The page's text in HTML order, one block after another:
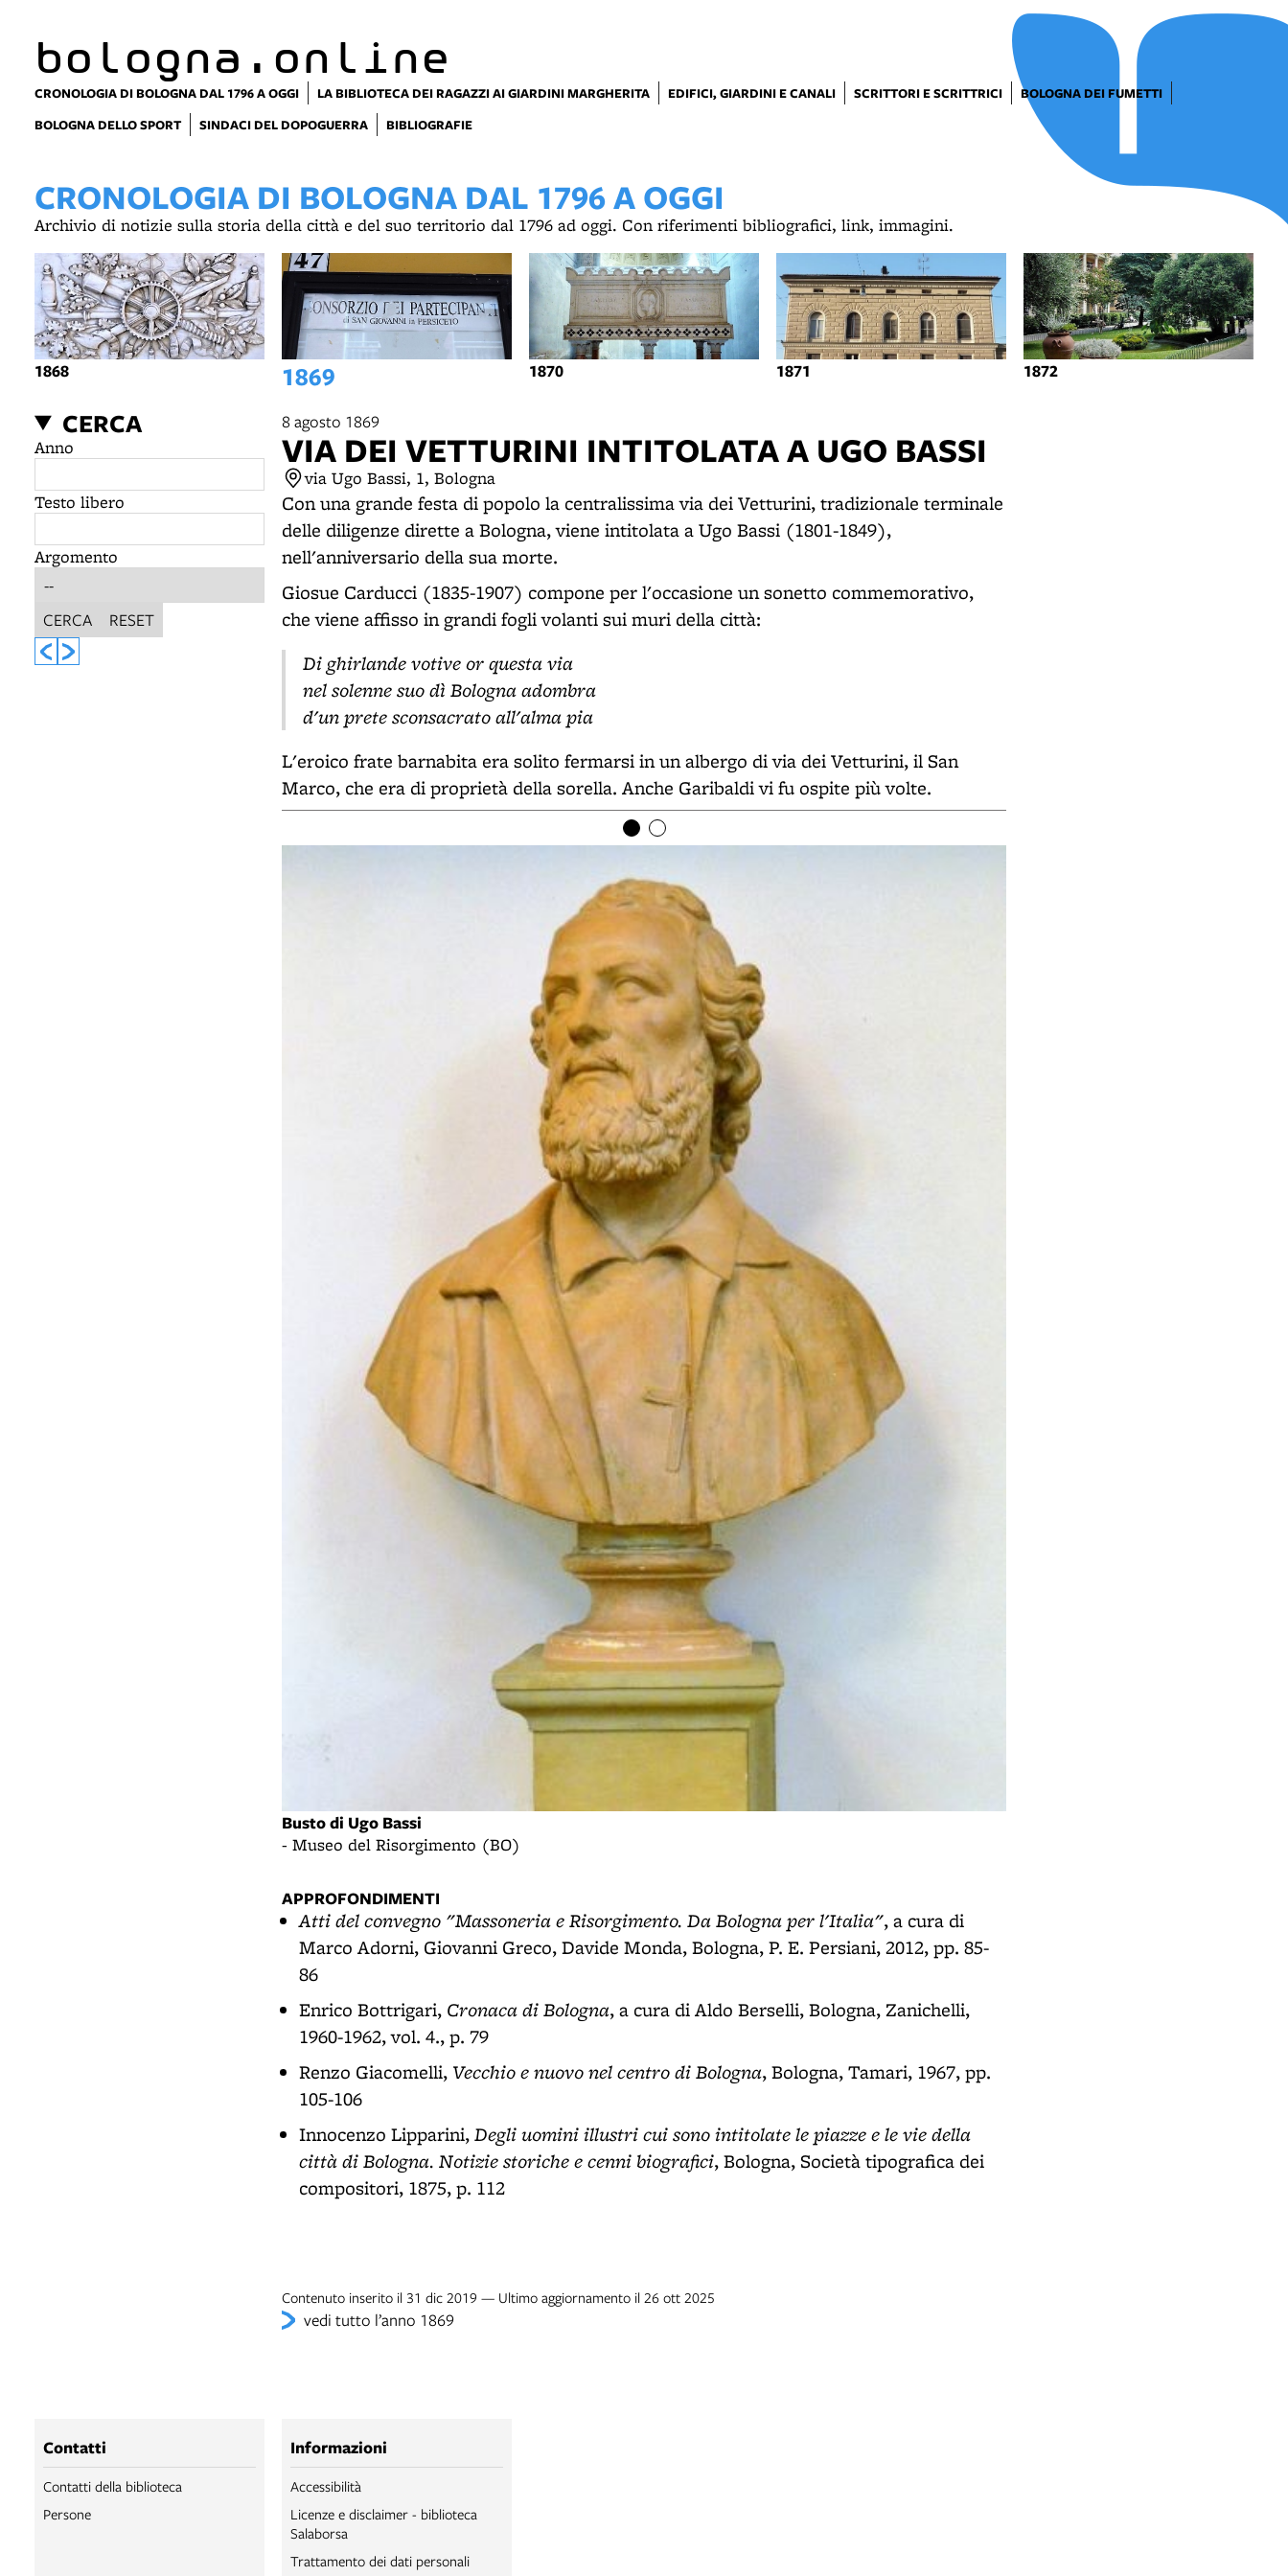
bologna.online
CRONOLOGIA DI BOLOGNA DAL 1796 A OGGI LA BIBLIOTECA DEI RAGAZZI AI GIARDINI MARGHERITA EDIFICI, GIARDINI E CANALI SCRITTORI E SCRITTRICI
BOLOGNA DEI FUMETTI
BOLOGNA DELLO SPORT
SINDACI DEL DOPOGUERRA BIBLIOGRAFIE
CRONOLOGIA DI BOLOGNA DAL 1796 A OGGI
Archivio di notizie sulla storia della città e del suo territorio dal 1796 ad oggi. Con riferimenti bibliografici, link, immagini.
1868 1869 1870 1871 1872
CERCA
Anno
Testo libero
Argomento
CERCA RESET
8 agosto 1869
VIA DEI VETTURINI INTITOLATA A UGO BASSI
via Ugo Bassi, 1, Bologna
Con una grande festa di popolo la centralissima via dei Vetturini, tradizionale terminale
delle diligenze dirette a Bologna, viene intitolata a Ugo Bassi (1801-1849),
nell'anniversario della sua morte.
Giosue Carducci (1835-1907) compone per l'occasione un sonetto commemorativo,
che viene affisso in grandi fogli volanti sui muri della città:
Di ghirlande votive or questa via
nel solenne suo dì Bologna adombra
d'un prete sconsacrato all'alma pia
L'eroico frate barnabita era solito fermarsi in un albergo di via dei Vetturini, il San
Marco, che era di proprietà della sorella. Anche Garibaldi vi fu ospite più volte.
Busto di Ugo Bassi
- Museo del Risorgimento (BO)
APPROFONDIMENTI
Atti del convegno "Massoneria e Risorgimento. Da Bologna per l'Italia", a cura di
Marco Adorni, Giovanni Greco, Davide Monda, Bologna, P. E. Persiani, 2012, pp. 85-
86
Enrico Bottrigari, Cronaca di Bologna, a cura di Aldo Berselli, Bologna, Zanichelli,
1960-1962, vol. 4., p. 79
Renzo Giacomelli, Vecchio e nuovo nel centro di Bologna, Bologna, Tamari, 1967, pp.
105-106
Innocenzo Lipparini,Degli uomini illustri cui sono intitolate le piazze e le vie della
città di Bologna. Notizie storiche e cenni biografici, Bologna, Società tipografica dei
compositori, 1875, p. 112
Contenuto inserito il 31 dic 2019 — Ultimo aggiornamento il 26 ott 2025
vedi tutto l’anno 1869
Contatti
Contatti della biblioteca
Persone
Informazioni
Accessibilità
Licenze e disclaimer - biblioteca
Salaborsa
Trattamento dei dati personali